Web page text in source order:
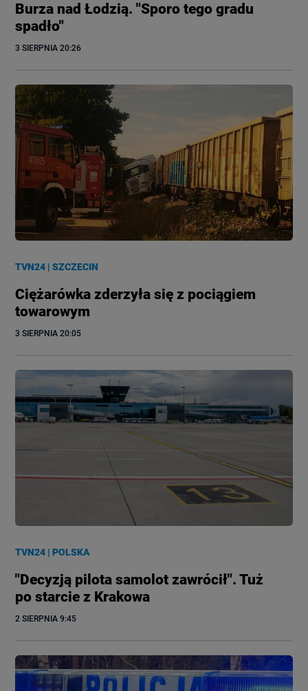
Burza nad Łodzią. "Sporo tego gradu
spadło"
3 SIERPNIA 20:26
TVN24 |SZCZECIN
Ciężarówka zderzyła się z pociągiem
towarowym
3 SIERPNIA 20:05
TVN24 |POLSKA
"Decyzją pilota samolot zawrócił". Tuż
po starcie z Krakowa
2 SIERPNIA 9:45